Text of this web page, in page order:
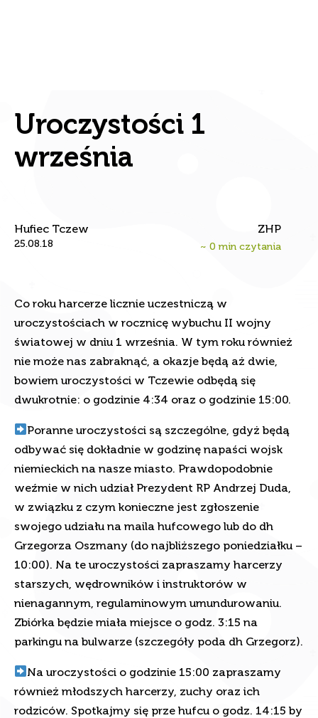
Uroczystości 1
września
Hufiec Tczew
25.08.18
ZHP
~ 0 min czytania
Co roku harcerze licznie uczestniczą w
uroczystościach w rocznicę wybuchu II wojny
światowej w dniu 1 września. W tym roku również
nie może nas zabraknąć, a okazje będą aż dwie,
bowiem uroczystości w Tczewie odbędą się
dwukrotnie: o godzinie 4:34 oraz o godzinie 15:00.
Poranne uroczystości są szczególne, gdyż będą
odbywać się dokładnie w godzinę napaści wojsk
niemieckich na nasze miasto. Prawdopodobnie
weźmie w nich udział Prezydent RP Andrzej Duda,
w związku z czym konieczne jest zgłoszenie
swojego udziału na maila hufcowego lub do dh
Grzegorza Oszmany (do najbliższego poniedziałku –
10:00). Na te uroczystości zapraszamy harcerzy
starszych, wędrowników i instruktorów w
nienagannym, regulaminowym umundurowaniu.
Zbiórka będzie miała miejsce o godz. 3:15 na
parkingu na bulwarze (szczegóły poda dh Grzegorz).
Na uroczystości o godzinie 15:00 zapraszamy
również młodszych harcerzy, zuchy oraz ich
rodziców. Spotkajmy się prze hufcu o godz. 14:15 by